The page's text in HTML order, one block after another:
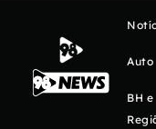
Auto
BH e